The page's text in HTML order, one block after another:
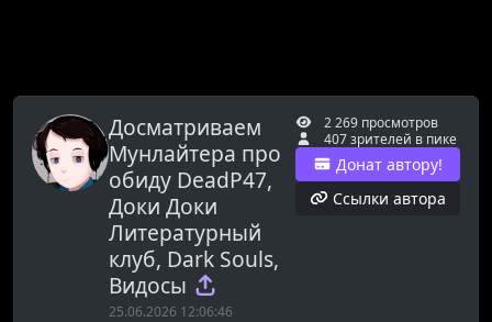
Досматриваем
Мунлайтера про
обиду DeadP47,
Доки Доки
Литературный
клуб, Dark Souls,
Видосы
25.06.2026 12:06:46
2 269 просмотров
407 зрителей в пике
Донат автору!
Ссылки автора